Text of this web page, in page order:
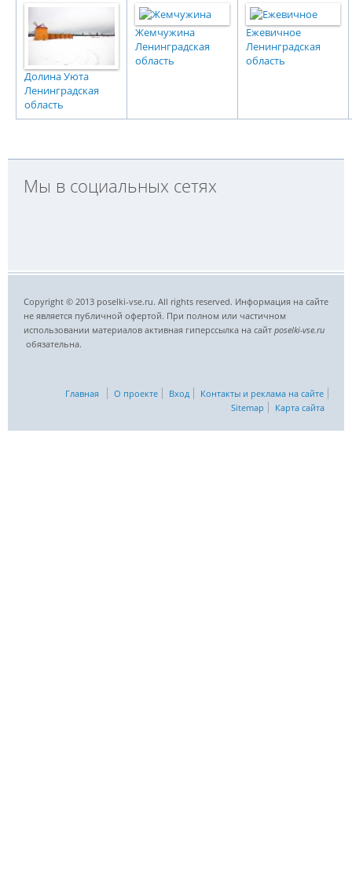
Долина Уюта
Ленинградская
область
Жемчужина
Ленинградская
область
Ежевичное
Ленинградская
область
Мы в социальных сетях
Copyright © 2013 poselki-vse.ru. All rights reserved. Информация на сайте
не является публичной офертой. При полном или частичном
использовании материалов активная гиперссылка на сайт poselki-vse.ru​
обязательна.
Главная О проекте Вход
Контакты и реклама на сайте
Sitemap
Карта сайта